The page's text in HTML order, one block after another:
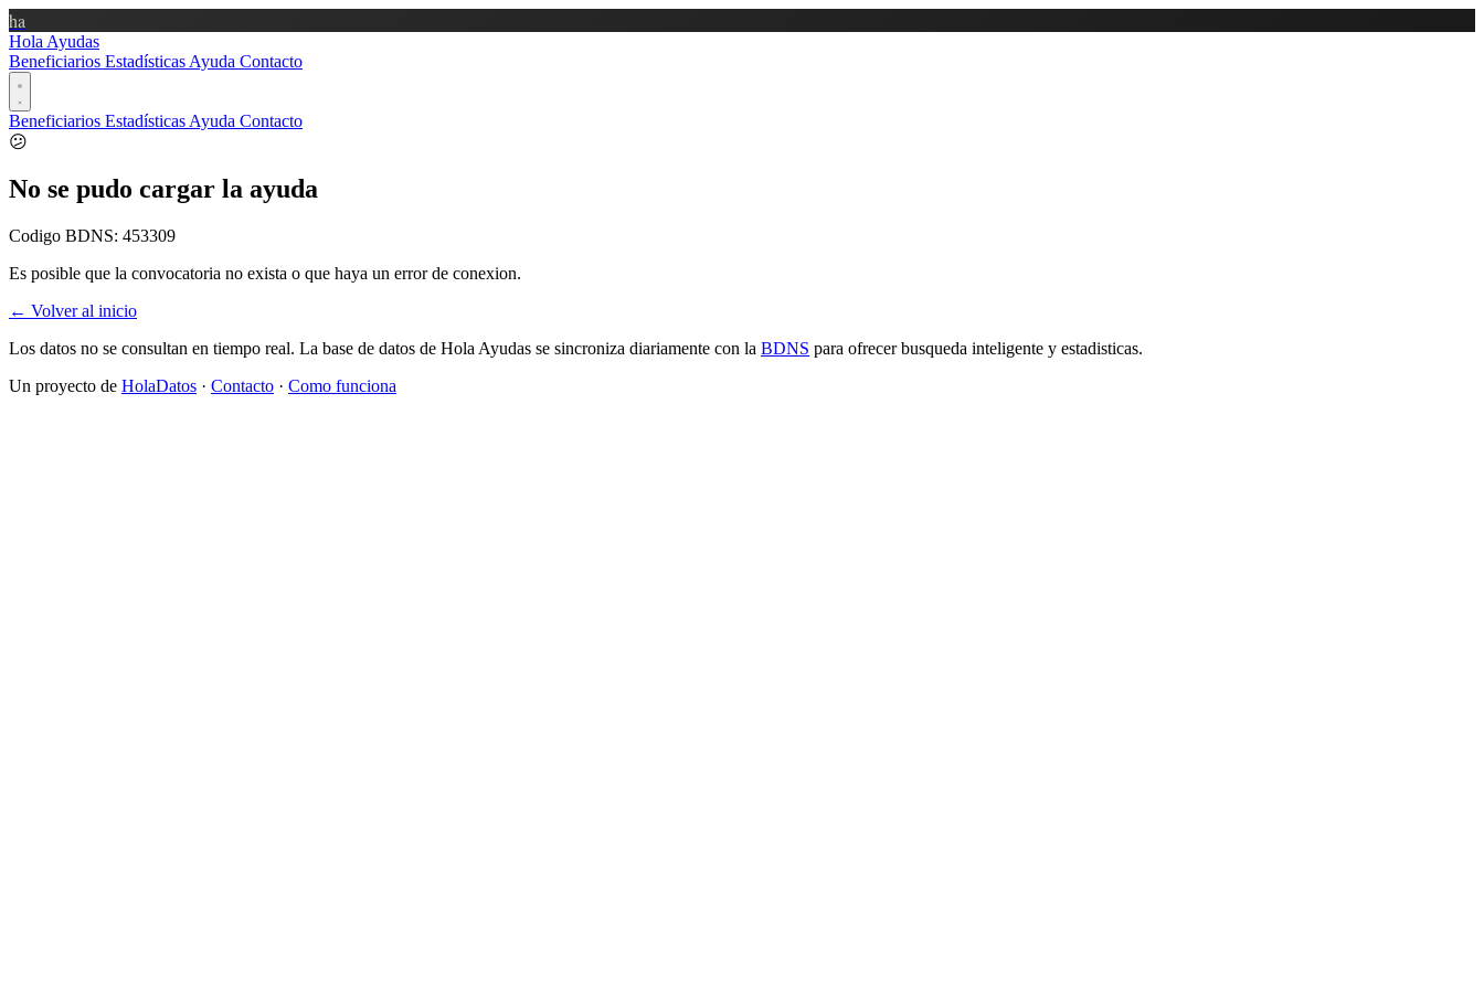
ha
Hola Ayudas
Beneficiarios Estadísticas Ayuda Contacto
Beneficiarios Estadísticas Ayuda Contacto
😕
No se pudo cargar la ayuda
Codigo BDNS: 453309
Es posible que la convocatoria no exista o que haya un error de conexion.
← Volver al inicio
Los datos no se consultan en tiempo real. La base de datos de Hola Ayudas se sincroniza diariamente con la BDNS para ofrecer busqueda inteligente y estadisticas.
Un proyecto de HolaDatos · Contacto · Como funciona